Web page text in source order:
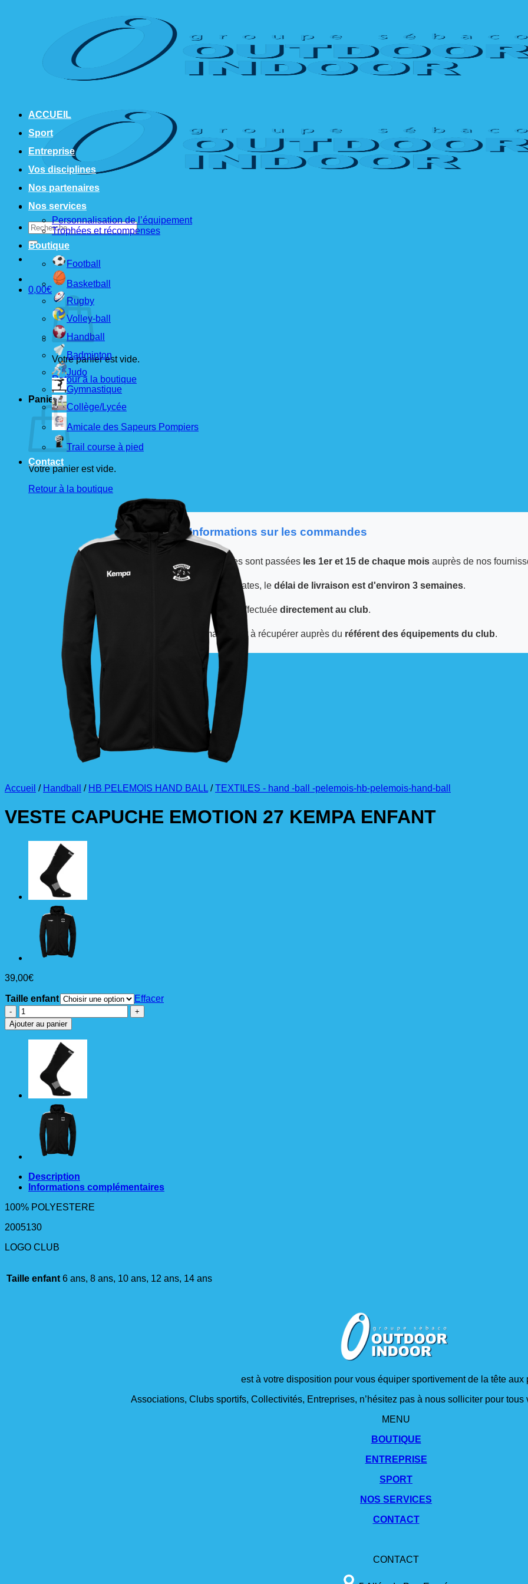
Recherche
pour :
0,00€
Votre panier est vide.
Retour à la boutique
Panier
Votre panier est vide.
Retour à la boutique
📦 Informations sur les commandes
Les commandes sont passées les 1er et 15 de chaque moisauprès de nos
À partir de ces dates, le délai de livraison est d'environ 3 semaines.
La livraison est effectuée directement au club.
La commande est à récupérer auprès du référent des équipements du club.
ACCUEIL
Sport
Entreprise
Vos disciplines
Nos partenaires
Nos services
Personnalisation de l’équipement
Trophées et récompenses
Boutique
Football
Basketball
Rugby
Volley-ball
Handball
Badminton
Judo
Gymnastique
Collège/Lycée
Amicale des Sapeurs Pompiers
Trail course à pied
Contact
Accueil / Handball / HB PELEMOIS HAND BALL / TEXTILES - hand -ball -pelemois-hb-pelemois-hand-ball
VESTE CAPUCHE EMOTION 27 KEMPA ENFANT
39,00€
Taille enfant
Effacer
quantité
de
VESTE
CAPUCHE
EMOTION
KEMPA
ENFANT
Ajouter au panier
Description
Informations complémentaires
100% POLYESTERE
2005130
LOGO CLUB
Taille enfant 6 ans, 8 ans, 10 ans, 12 ans, 14 ans
est à votre disposition pour vous équiper sportivement de la tête aux
Associations, Clubs sportifs, Collectivités, Entreprises, n’hésitez pas à nous solliciter pour
MENU
BOUTIQUE
ENTREPRISE
SPORT
NOS SERVICES
CONTACT
CONTACT